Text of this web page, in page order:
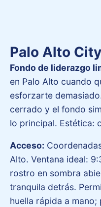
Palo Alto
Fondo de liderazgo
en Palo Alto cuando
esforzarte
cerrado y el fondo
lo principal. Estética:
Acceso:
Alto. Ventana ideal:
rostro en sombra
tranquila detrás.
huella rápida a